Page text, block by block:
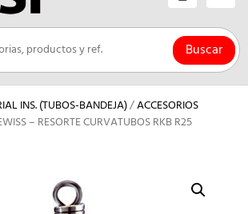
Buscar
INS. (TUBOS-BANDEJA)/ACCESORIOS
– RESORTE CURVATUBOS RKB R25